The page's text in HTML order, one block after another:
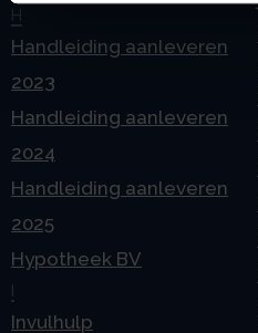
H
Handleiding aanleveren
2023
Handleiding aanleveren
2024
Handleiding aanleveren
2025
Hypotheek BV
Invulhulp